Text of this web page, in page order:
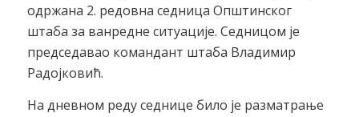
одржана 2. редовна седница Општинског
штаба за ванредне ситуације. Седницом је
председавао командант штаба Владимир
Радојковић.
На дневном реду седнице било је разматрање